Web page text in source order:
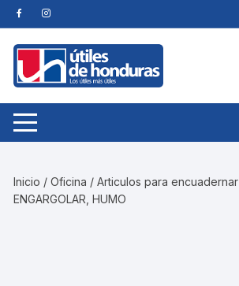
Skip
to
content
Inicio /Oficina /Articulos para encuadernar
ENGARGOLAR, HUMO